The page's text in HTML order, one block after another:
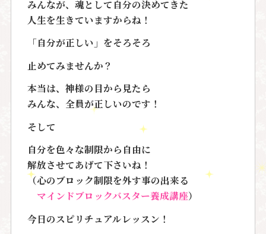
みんなが、魂として自分の決めてきた
人生を生きていますからね！
「自分が正しい」をそろそろ
止めてみませんか？
本当は、神様の目から見たら
みんな、全員が正しいのです！
そして
自分を色々な制限から自由に
解放させてあげて下さいね！
（心のブロック制限を外す事の出来る
マインドブロックバスター養成講座）
今日のスピリチュアルレッスン！